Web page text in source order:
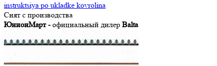
instruktsiya po ukladke kovrolina
Снят с производства
ЮнионМарт -официальный дилер Balta